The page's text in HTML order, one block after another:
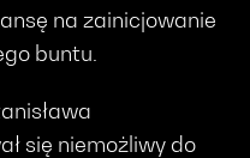
na zainicjowanie
buntu.
się niemożliwy do